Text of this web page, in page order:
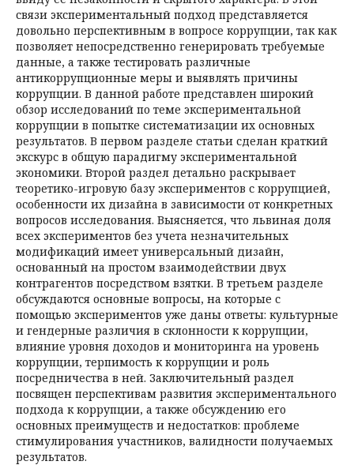
связи экспериментальный подход представляется
довольно перспективным в воп­росе коррупции, так как
позволяет непосредственно генерировать требуемые
данные, а также тестировать различные
антикоррупционные меры и выявлять причины
коррупции. В данной работе представлен широкий
обзор исследований по теме экспериментальной
коррупции в попытке систематизации их основных
результатов. В первом разделе статьи сделан краткий
экскурс в общую парадигму экспериментальной
экономики. Второй раздел детально раскрывает
теоретико-игровую базу экспериментов с коррупцией,
особенности их дизайна в зависимости от конкретных
вопросов исследования. Выясняется, что львиная доля
всех экспериментов без учета незначительных
модификаций имеет универсальный дизайн,
основанный на простом взаимодействии двух
контрагентов посредством взятки. В третьем разделе
обсуждаются основные вопросы, на которые с
помощью экспериментов уже даны ответы: культурные
и гендерные различия в склонности к коррупции,
влияние уровня доходов и мониторинга на уровень
коррупции, терпимость к коррупции и роль
посредничества в ней. Заключительный раз­дел
посвящен перспективам развития экспериментального
подхода к коррупции, а также обсуждению его
основных преимуществ и недостатков: проблеме
стимулирования участников, валидности получаемых
результатов.